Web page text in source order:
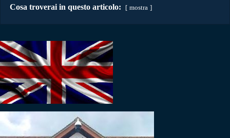
Cosa troverai in questo articolo: mostra